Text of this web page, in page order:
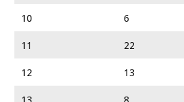
10
6
11
22
12
13
13
8